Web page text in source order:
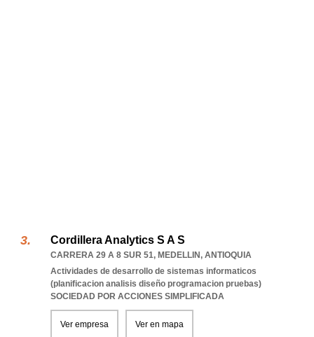
Cordillera Analytics S A S
CARRERA 29 A 8 SUR 51, MEDELLIN, ANTIOQUIA
Actividades de desarrollo de sistemas informaticos
(planificacion analisis diseño programacion pruebas)
SOCIEDAD POR ACCIONES SIMPLIFICADA
Ver empresa Ver en mapa